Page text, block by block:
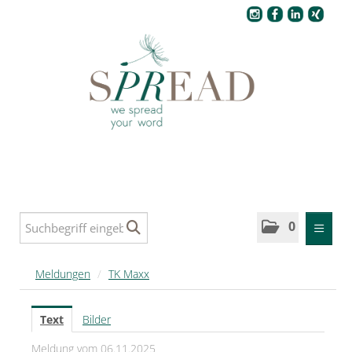
0
MELDUNGEN
SPREAD
SPREAD Medleys für Deutschland
Meldungen / TK Maxx
Text
Bilder
Meldung vom 06.11.2025